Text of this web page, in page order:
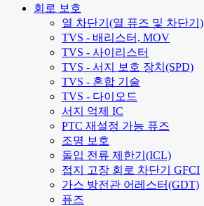
회로 보호
열 차단기(열 퓨즈 및 차단기)
TVS - 배리스터, MOV
TVS - 사이리스터
TVS - 서지 보호 장치(SPD)
TVS - 혼합 기술
TVS - 다이오드
서지 억제 IC
PTC 재설정 가능 퓨즈
조명 보호
돌입 전류 제한기(ICL)
접지 고장 회로 차단기 GFCI
가스 방전관 어레스터(GDT)
퓨즈